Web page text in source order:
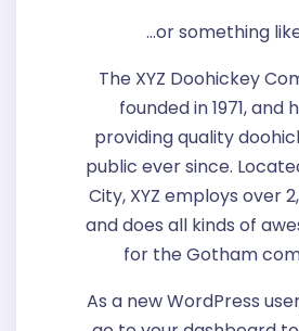
…or something
The XYZ Doohickey
founded in 1971, and
providing quality
public ever since.
City, XYZ employs over
and does all kinds of
for the Gotham
As a new WordPress